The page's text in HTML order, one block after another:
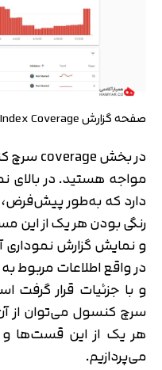
صفحه گزارش Index Coverage
مواجه هستید. در بالای
دارد که به‌طور پیش‌فرض،
رنگی بودن هر یک از
و نمایش گزارش
در واقع اطلاعات مربوط
و با جزئیات قرار
سرچ کنسول می‌توان از
هر یک از این قست‌ها و
می‌پردازیم.